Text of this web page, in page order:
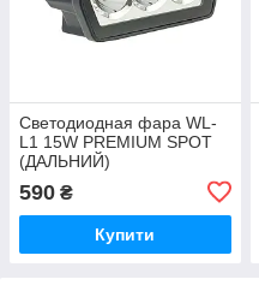
Светодиодная фара WL-
L1 15W PREMIUM SPOT
(ДАЛЬНИЙ)
590 ₴
Купити